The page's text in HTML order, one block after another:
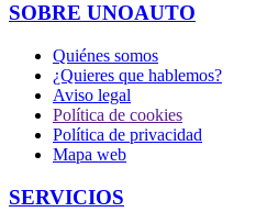
SOBRE UNOAUTO
Quiénes somos
¿Quieres que hablemos?
Aviso legal
Política de cookies
Política de privacidad
Mapa web
SERVICIOS